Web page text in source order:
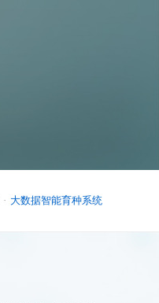
· 大数据智能育种系统